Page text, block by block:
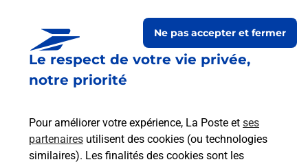
Le respect de votre vie privée,
notre priorité
Pour améliorer votre expérience, La Poste et ses
partenaires utilisent des cookies (ou technologies
similaires). Les finalités des cookies sont les
Ne pas accepter et fermer